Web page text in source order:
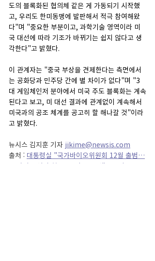
도의 블록화된 협의체 같은 게 가동되기 시작했
고, 우리도 한미동맹에 발판해서 적극 참여해왔
다"며 "중요한 부분이고, 과학기술 영역이라 미
국 대선에 따라 기조가 바뀌기는 쉽지 않다고 생
각한다"고 밝혔다.
이 관계자는 "중국 부상을 견제한다는 측면에서
는 공화당과 민주당 간에 별 차이가 없다"며 "3
대 게임체인저 분야에서 미국 주도 블록화는 계속
된다고 보고, 미 대선 결과에 관계없이 계속해서
미국과의 공조 체계를 공고히 할 해나갈 것"이라
고 밝혔다.
뉴시스 김지훈 기자 jikime@newsis.com
출처 : 대통령실 "국가바이오위원회 12월 출범…
AI·바이오·양자 美 공조 더 공고히" - 뉴시스